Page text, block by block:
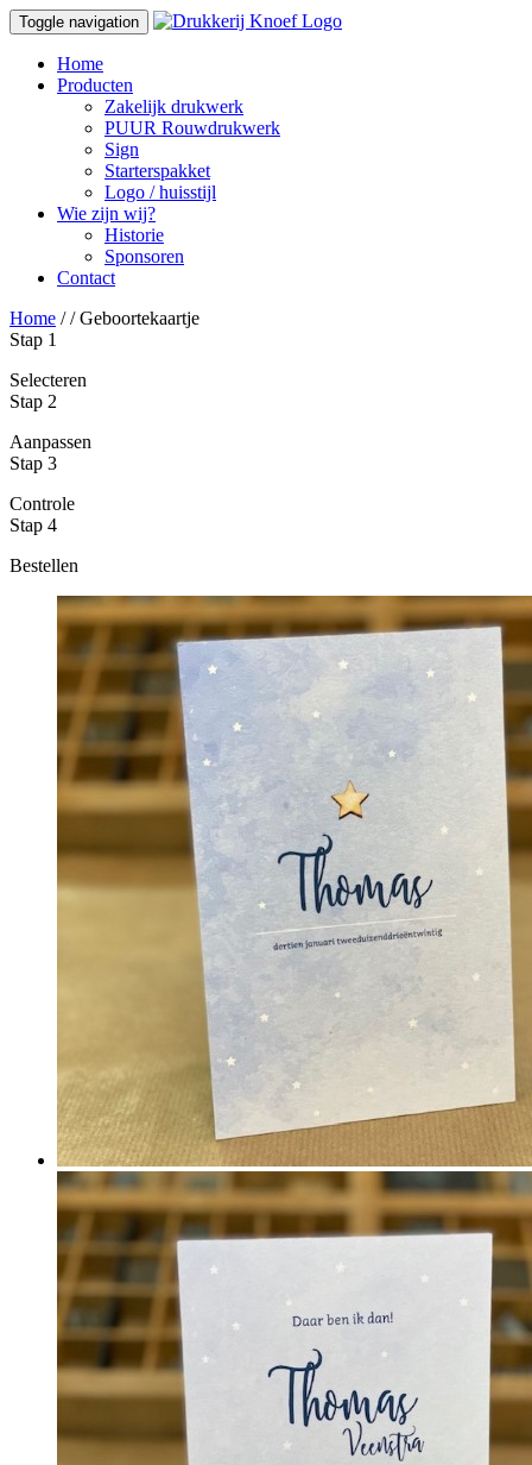
Toggle navigation
Home
Producten
Zakelijk drukwerk
PUUR Rouwdrukwerk
Sign
Starterspakket
Logo / huisstijl
Wie zijn wij?
Historie
Sponsoren
Contact
Home // Geboortekaartje
Stap 1
Selecteren
Stap 2
Aanpassen
Stap 3
Controle
Stap 4
Bestellen